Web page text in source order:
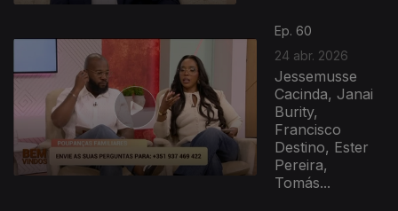
Ep. 60
24 abr. 2026
Jessemusse
Cacinda, Janai
Burity,
Francisco
Destino, Ester
Pereira,
Tomás...